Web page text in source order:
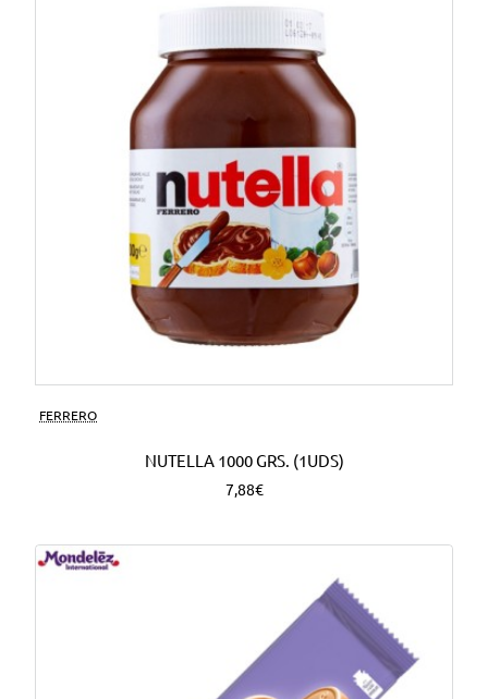
FERRERO
NUTELLA 1000 GRS. (1UDS)
7,88€